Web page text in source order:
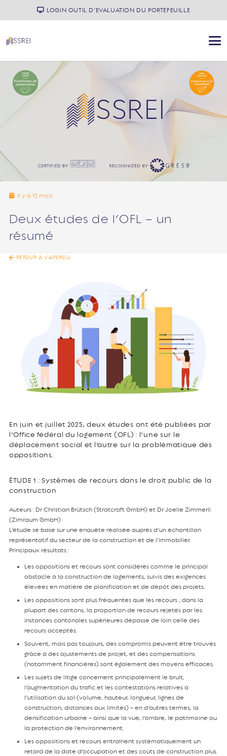
LOGIN OUTIL D’EVALUATION DU PORTEFEUILLE
il y a 12 mois
Deux études de l’OFL – un
résumé
RETOUR À L’APERÇU
En juin et juillet 2025, deux études ont été publiées par
l’Office fédéral du logement (OFL) : l’une sur le
déplacement social et l’autre sur la problématique des
oppositions.
ÉTUDE 1 : Systèmes de recours dans le droit public de la
construction
Auteurs : Dr Christian Brütsch (Stratcraft GmbH) et Dr Joelle Zimmerli
(Zimraum GmbH)
L’étude se base sur une enquête réalisée auprès d’un échantillon
représentatif du secteur de la construction et de l’immobilier.
Principaux résultats :
Les oppositions et recours sont considérés comme le principal
obstacle à la construction de logements, suivis des exigences
élevées en matière de planification et de dépôt des projets.
Les oppositions sont plus fréquentes que les recours ; dans la
plupart des cantons, la proportion de recours rejetés par les
instances cantonales supérieures dépasse de loin celle des
recours acceptés.
Souvent, mais pas toujours, des compromis peuvent être trouvés
grâce à des ajustements de projet, et des compensations
(notamment financières) sont également des moyens efficaces.
Les sujets de litige concernent principalement le bruit,
l’augmentation du trafic et les contestations relatives à
l’utilisation du sol (volume, hauteur, longueur, lignes de
construction, distances aux limites) – en d’autres termes, la
densification urbaine – ainsi que la vue, l’ombre, le patrimoine ou
la protection de l’environnement.
Les oppositions et recours entraînent systématiquement un
retard de la date d’occupation et des coûts de construction plus